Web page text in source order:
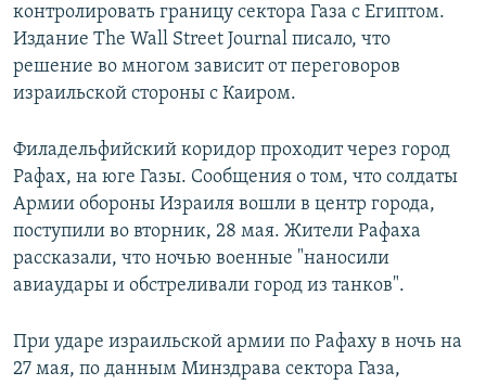
контролировать границу сектора Газа с Египтом.
Издание The Wall Street Journal писало, что
решение во многом зависит от переговоров
израильской стороны с Каиром.
Филадельфийский коридор проходит через город
Рафах, на юге Газы. Сообщения о том, что солдаты
Армии обороны Израиля вошли в центр города,
поступили во вторник, 28 мая. Жители Рафаха
рассказали, что ночью военные "наносили
авиаудары и обстреливали город из танков".
При ударе израильской армии по Рафаху в ночь на
27 мая, по данным Минздрава сектора Газа,